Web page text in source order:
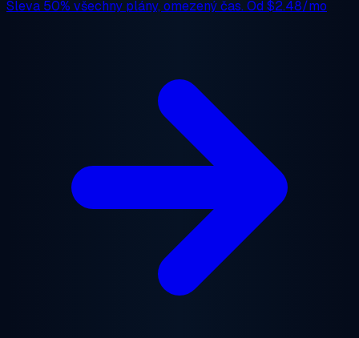
Sleva 50% všechny plány, omezený čas. Od $2.48/mo